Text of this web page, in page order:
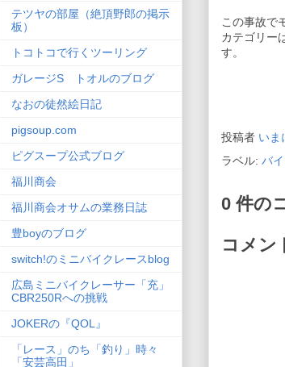
この事故で
カテゴリー
す。
投稿者 いま
ラベル: バ
0 件の
コメン
テツヤの部屋（絶頂野郎の掲示
板）
トコトコで行くツーリング
ガレージS トオルのブログ
なおの徒然絵日記
pigsoup.com
ピグスープ公式ブログ
福川商会
福川商会オサムの業務日誌
豊boyのブログ
switch!のミニバイクレースblog
広島ミニバイクレーサー「充」
CBR250Rへの挑戦
JOKERの『QOL』
「レース」のち「釣り」時々
「安芸高田」